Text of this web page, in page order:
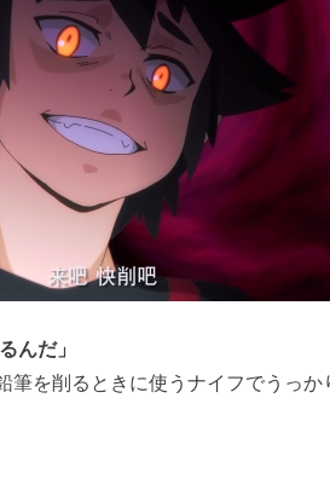
んだ」
筆を削るときに使うナイフでうっ